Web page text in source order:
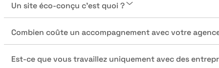
Un site éco-conçu c’est quoi ?
Combien coûte un accompagnement avec votre
Est-ce que vous travaillez uniquement avec des